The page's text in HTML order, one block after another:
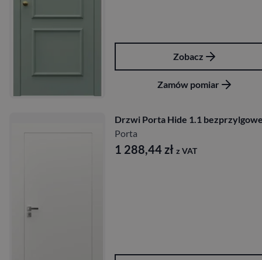
Zobacz
Zamów pomiar
Drzwi Porta Hide 1.1
Porta
1 288,44zł z VAT